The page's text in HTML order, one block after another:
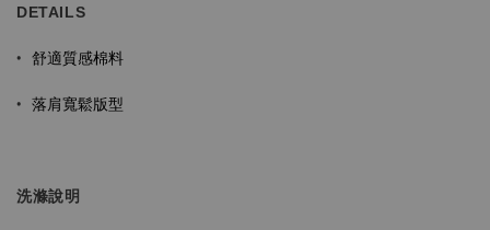
DETAILS
• 舒適質感棉料
• 落肩寬鬆版型
洗滌說明